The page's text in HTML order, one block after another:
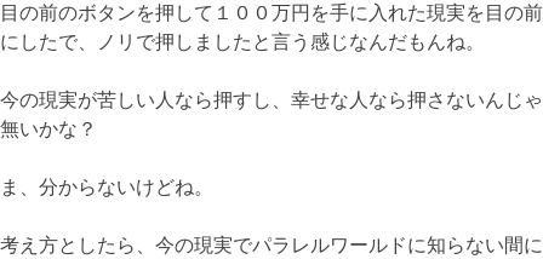
目の前のボタンを押して１００万円を手に入れた現実を目の前
にしたで、ノリで押しましたと言う感じなんだもんね。
今の現実が苦しい人なら押すし、幸せな人なら押さないんじゃ
無いかな？
ま、分からないけどね。
考え方としたら、今の現実でパラレルワールドに知らない間に